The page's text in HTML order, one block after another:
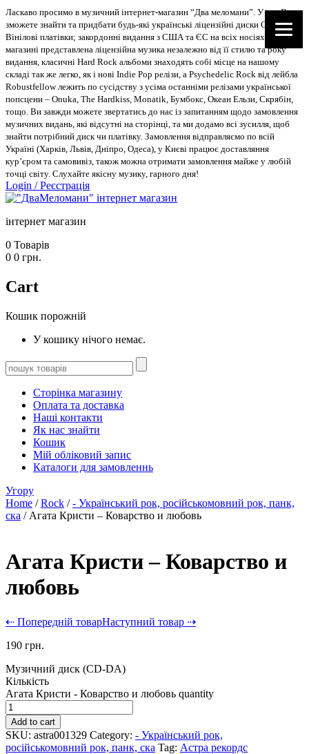
Ласкаво просимо в музичний інтернет-магазин “Два меломани”. У нас Ви
зможете знайти та придбати будь-які українські ліцензійні диски CD, DVD,
Вінілові платівки; закордонні видання з США та ЄС на всіх носіях. В
магазині представлена ліцензійна музика незалежно від її стилю та року
видання, класичні Hard Rock альбоми знаходять собі місце на нашому
складі так же легко, як і нові Indie Pop релізи, а Psychedelic Rock від лейбла
Robustfellow лежить по сусідству з усіма останніми релізами української
попсцени – Onuka, The Hardkiss, Monatik, Бумбокс, Океан Ельзи, Скрябін,
тощо. Ви завжди можете звертатись до нас із запитанням щодо замовлення
музичних видань, які відсутні на сторінці, та ми додамо всі зусилля, щоб
знайти потрібний диск чи платівку. Замовлення відправляємо по всій
Україні (Харків, Львів, Дніпро, Одеса), у Києві працює доставляння
кур’єром та самовивіз, також можна отримати замовлення майже у любій
точці світу. Слухайте якісну музику, гарного дня!
Login /Реєстрація
інтернет магазин
0 Товарів
0 0 грн.
Cart
Кошик порожній
У кошику нічого немає.
Сторінка магазину
Оплата та доставка
Наші контакти
Як нас знайти
Кошик
Мій обліковий запис
Каталоги для замовленнь
Угору
Home /Rock /- Український рок, російськомовний рок, панк,
ска / Агата Кристи – Коварство и любовь
Агата Кристи – Коварство и
любовь
⇠ Попередній товарНаступний товар ⇢
190 грн.
Музичний диск (CD-DA)
Кількість
Агата Кристи - Коварство и любовь quantity
Add to cart
SKU: astra001329 Category: - Український рок,
російськомовний рок, панк, ска Tag: Астра рекордс